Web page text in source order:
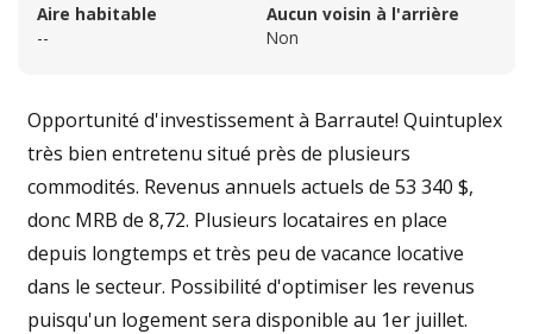
Aire habitable
--
Aucun voisin à l'arrière
Non
Opportunité d'investissement à Barraute! Quintuplex
très bien entretenu situé près de plusieurs
commodités. Revenus annuels actuels de 53 340 $,
donc MRB de 8,72. Plusieurs locataires en place
depuis longtemps et très peu de vacance locative
dans le secteur. Possibilité d'optimiser les revenus
puisqu'un logement sera disponible au 1er juillet.